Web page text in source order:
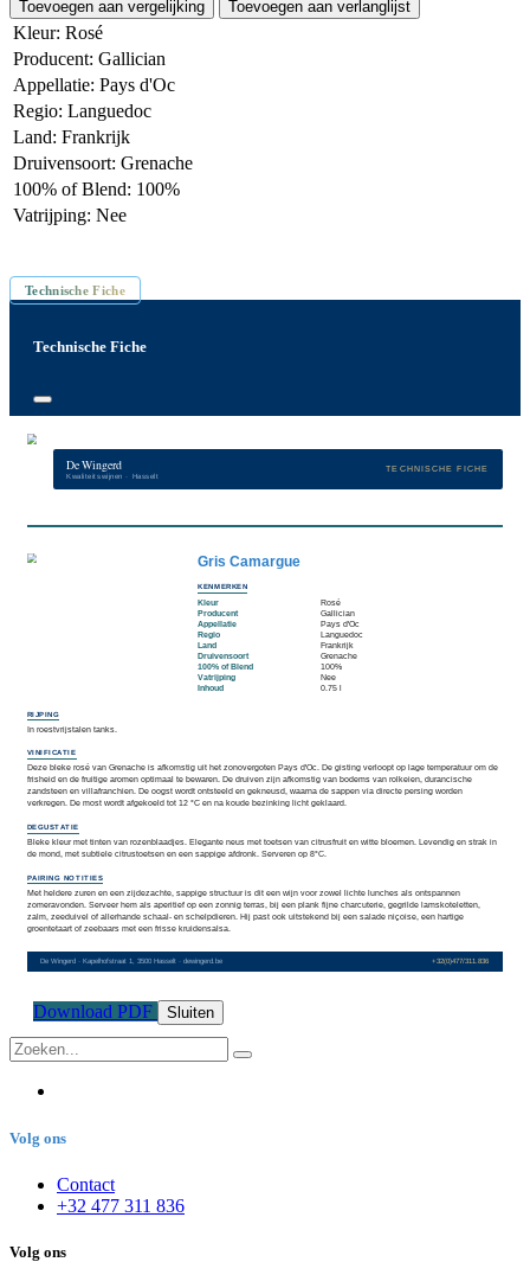
Toevoegen aan vergelijking Toevoegen aan verlanglijst
Kleur: Rosé
Producent: Gallician
Appellatie: Pays d'Oc
Regio: Languedoc
Land: Frankrijk
Druivensoort: Grenache
100% of Blend: 100%
Vatrijping: Nee
Technische Fiche
Technische Fiche
Download PDF Sluiten
Volg ons
Contact
+32 477 311 836
Volg ons